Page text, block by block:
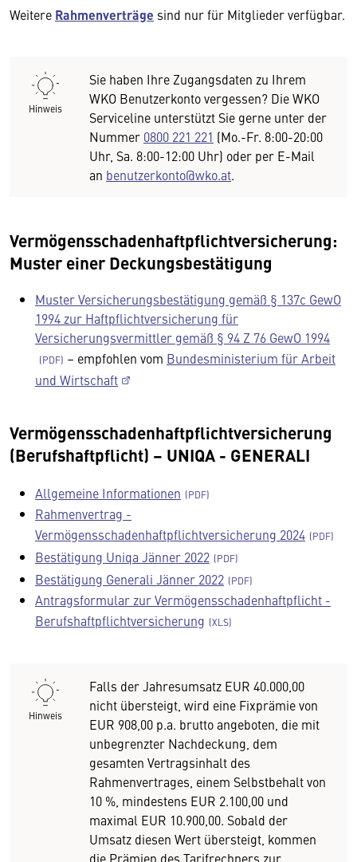
Weitere Rahmenverträge sind nur für Mitglieder verfügbar.
Hinweis
Sie haben Ihre Zugangsdaten zu Ihrem
WKO Benutzerkonto vergessen? Die WKO
Serviceline unterstützt Sie gerne unter der
Nummer 0800 221 221 (Mo.-Fr. 8:00-20:00
Uhr, Sa. 8:00-12:00 Uhr) oder per E-Mail
an benutzerkonto@wko.at.
Vermögensschadenhaftpflichtversicherung:
Muster einer Deckungsbestätigung
Muster Versicherungsbestätigung gemäß § 137c GewO
1994 zur Haftpflichtversicherung für
Versicherungsvermittler gemäß § 94 Z 76 GewO 1994
– empfohlen vom Bundesministerium für Arbeit
und Wirtschaft
Vermögensschadenhaftpflichtversicherung
(Berufshaftpflicht) – UNIQA - GENERALI
Allgemeine Informationen
Rahmenvertrag -
Vermögensschadenhaftpflichtversicherung 2024
Bestätigung Uniqa Jänner 2022
Bestätigung Generali Jänner 2022
Antragsformular zur Vermögensschadenhaftpflicht -
Berufshaftpflichtversicherung
Hinweis
Falls der Jahresumsatz EUR 40.000,00
nicht übersteigt, wird eine Fixprämie von
EUR 908,00 p.a. brutto angeboten, die mit
unbegrenzter Nachdeckung, dem
gesamten Vertragsinhalt des
Rahmenvertrages, einem Selbstbehalt von
10 %, mindestens EUR 2.100,00 und
maximal EUR 10.900,00. Sobald der
Umsatz diesen Wert übersteigt, kommen
die Prämien des Tarifrechners zur